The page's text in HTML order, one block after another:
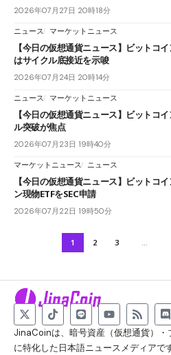
2026年07月27日 20時18分
ニュース マーケットニュース
【今日の仮想通貨ニュース】ビットコ
はサイクル底接近を示唆
2026年07月24日 20時14分
ニュース マーケットニュース
【今日の仮想通貨ニュース】ビットコ
ル突破が焦点
2026年07月23日 19時40分
マーケットニュース ニュース
【今日の仮想通貨ニュース】ビットコ
ン現物ETFをSEC申請
2026年07月22日 19時50分
1 2 3
JinaCoinは、暗号資産（仮想通貨）
に特化した日本語ニュースメディアで